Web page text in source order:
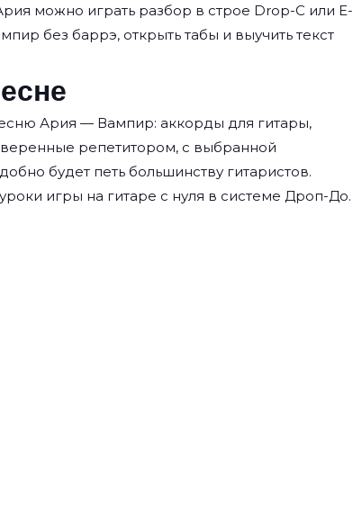
можно играть разбор в строе Drop-C или E-
без баррэ, открыть табы и выучить текст
Ария — Вампир: аккорды для гитары,
репетитором, с выбранной
будет петь большинству гитаристов.
игры на гитаре с нуля в системе Дроп-До.